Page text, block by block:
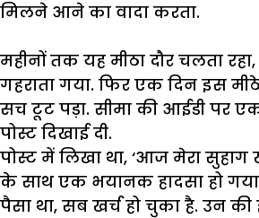
मिलने आने का वादा करता.
महीनों तक यह मीठा दौर चलता रहा,
गहराता गया. फिर एक दिन इस
सच टूट पड़ा. सीमा की आईडी पर
पोस्ट दिखाई दी.
पोस्ट में लिखा था, ‘आज मेरा सुहाग
के साथ एक भयानक हादसा हो गया
पैसा था, सब खर्च हो चुका है. उन की